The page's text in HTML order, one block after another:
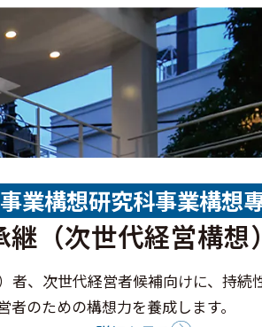
事業構想研究科事業構想
継（次世代経営構想
者、次世代経営者候補向けに、持続
者のための構想力を養成します。